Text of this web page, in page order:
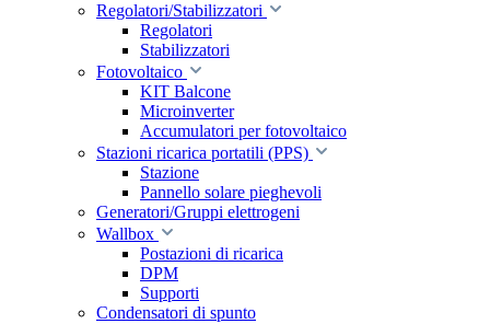
Regolatori/Stabilizzatori
Regolatori
Stabilizzatori
Fotovoltaico
KIT Balcone
Microinverter
Accumulatori per fotovoltaico
Stazioni ricarica portatili (PPS)
Stazione
Pannello solare pieghevoli
Generatori/Gruppi elettrogeni
Wallbox
Postazioni di ricarica
DPM
Supporti
Condensatori di spunto